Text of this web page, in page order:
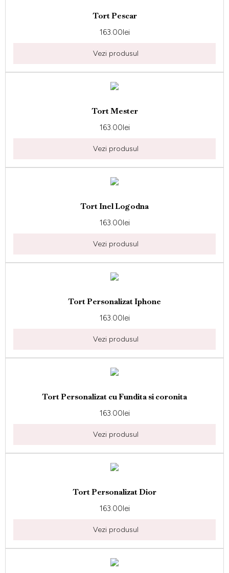
Tort Pescar
163.00lei
Vezi produsul
Tort Mester
163.00lei
Vezi produsul
Tort Inel Logodna
163.00lei
Vezi produsul
Tort Personalizat Iphone
163.00lei
Vezi produsul
Tort Personalizat cu Fundita si coronita
163.00lei
Vezi produsul
Tort Personalizat Dior
163.00lei
Vezi produsul